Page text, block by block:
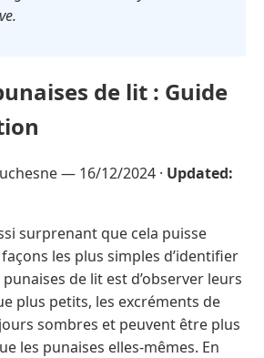
de lit : Guide
— 16/12/2024 · Updated:
surprenant que cela puisse
les plus simples d’identifier
de lit est d’observer leurs
plus petits, les excréments de
sombres et peuvent être plus
les punaises elles-mêmes. En